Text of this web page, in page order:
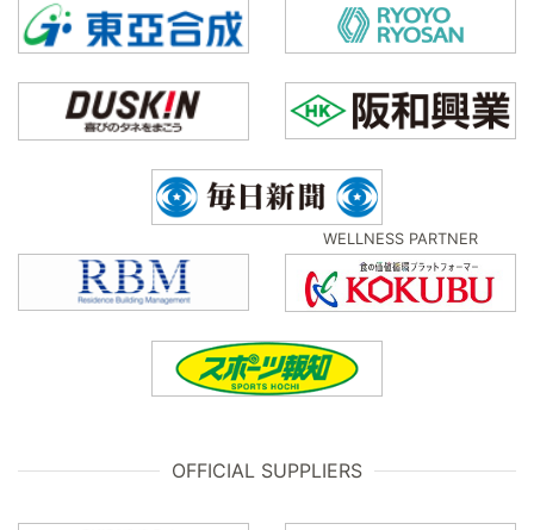
WELLNESS PARTNER
OFFICIAL SUPPLIERS